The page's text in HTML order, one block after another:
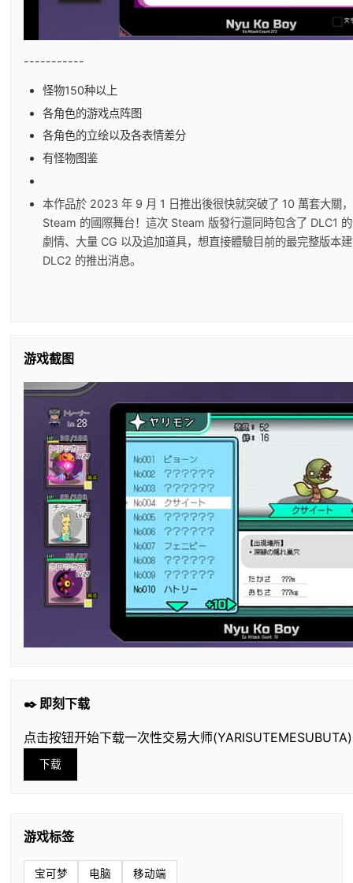
-----------
怪物150种以上
各角色的游戏点阵图
各角色的立绘以及各表情差分
有怪物图鉴
本作品於 2023 年 9 月 1 日推出後很快就突破了 10 萬套大關
Steam 的國際舞台！這次 Steam 版發行還同時包含了 DLC1
劇情、大量 CG 以及追加道具，想直接體驗目前的最完整版本
DLC2 的推出消息。
游戏截图
✒️ 即刻下载
点击按钮开始下载一次性交易大师(YARISUTEMESUBUTA)
下载
游戏标签
宝可梦 电脑 移动端